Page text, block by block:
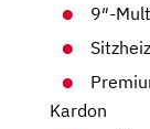
9″-
Kardon